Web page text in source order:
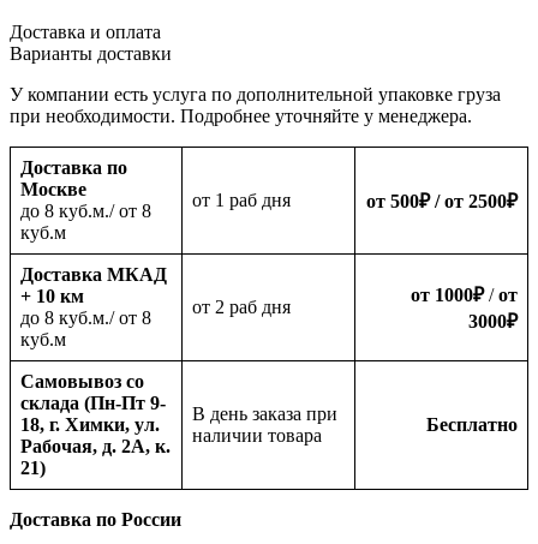
Доставка и оплата
Варианты доставки
У компании есть услуга по дополнительной упаковке груза
при необходимости. Подробнее уточняйте у менеджера.
Доставка по
Москве
до 8 куб.м./ от 8
куб.м
oт 1 раб дня от 500₽/ от 2500₽
Доставка МКАД
+ 10 км
до 8 куб.м./ от 8
куб.м
oт 2 раб дня
от 1000₽/от
3000₽
Самовывоз со
склада (Пн-Пт 9-
18, г. Химки, ул.
Рабочая, д. 2А, к.
21)
В день заказа при
наличии товара
Бесплатно
Доставка по России